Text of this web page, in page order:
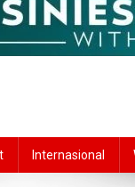
Internasional